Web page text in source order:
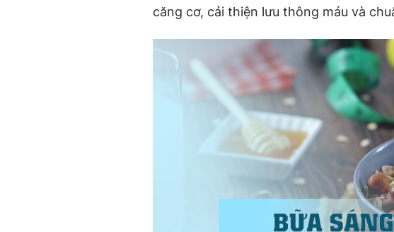
căng cơ, cải thiện lưu thông máu và